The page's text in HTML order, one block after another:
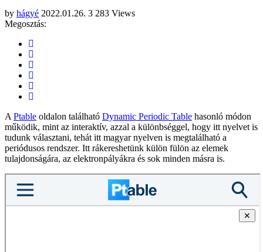
by hágyé 2022.01.26. 3 283 Views
Megosztás:
A Ptable oldalon található Dynamic Periodic Table hasonló módon
működik, mint az interaktív, azzal a különbséggel, hogy itt nyelvet is
tudunk választani, tehát itt magyar nyelven is megtalálható a
periódusos rendszer. Itt rákereshetünk külön fülön az elemek
tulajdonságára, az elektronpályákra és sok minden másra is.